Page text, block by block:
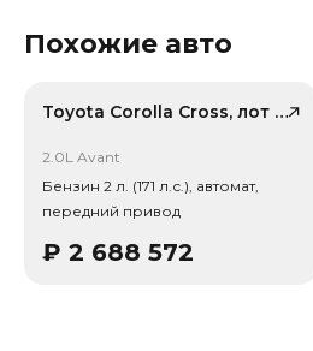
Похожие авто
Toyota Corolla Cross, лот 58906971
2.0L Avant
Бензин 2 л. (171 л.с.), автомат,
передний привод
₽ 2 688 572